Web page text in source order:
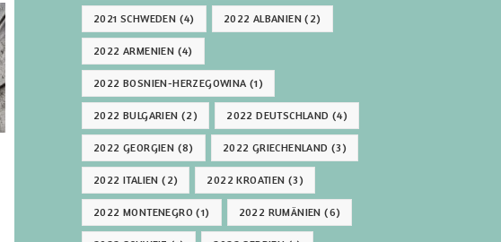
2021 SCHWEDEN (4) 2022 ALBANIEN (2)
2022 ARMENIEN (4)
2022 BOSNIEN-HERZEGOWINA(1)
2022 BULGARIEN (2) 2022 DEUTSCHLAND (4)
2022 GEORGIEN (8) 2022 GRIECHENLAND (3)
2022 ITALIEN (2) 2022 KROATIEN (3)
2022 MONTENEGRO (1) 2022 RUMÄNIEN (6)